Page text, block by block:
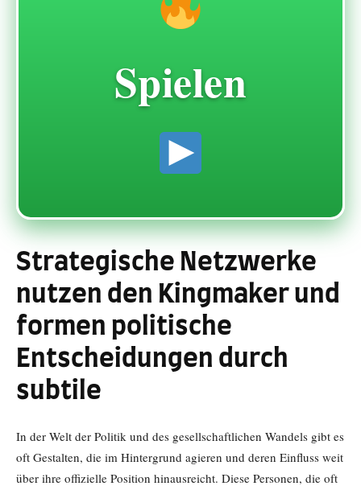
Spielen
Strategische Netzwerke
nutzen den Kingmaker und
formen politische
Entscheidungen durch
subtile
In der Welt der Politik und des gesellschaftlichen Wandels gibt es
oft Gestalten, die im Hintergrund agieren und deren Einfluss weit
über ihre offizielle Position hinausreicht. Diese Personen, die oft